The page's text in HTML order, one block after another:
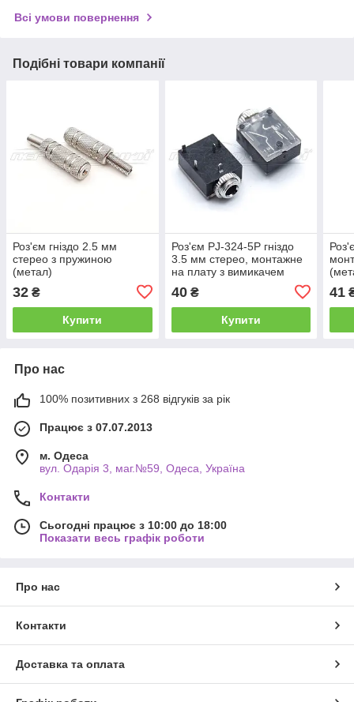
Всі умови повернення
Подібні товари компанії
Роз'єм гніздо 2.5 мм
стерео з пружиною
(метал)
32 ₴
Купити
Роз'єм PJ-324-5P гніздо
3.5 мм стерео, монтажне
на плату з вимикачем
40₴
Купити
41
Про нас
100% позитивних з 268 відгуків за рік
Працює з 07.07.2013
м. Одеса
вул. Одарiя 3, маг.№59, Одеса, Україна
Контакти
Сьогодні працює з 10:00 до 18:00
Показати весь графік роботи
Про нас
Контакти
Доставка та оплата